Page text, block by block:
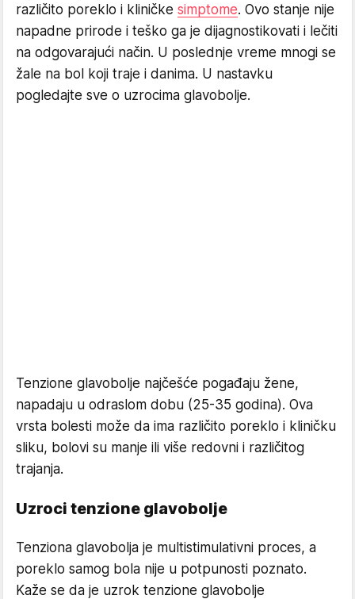
različito poreklo i kliničke simptome. Ovo stanje nije
napadne prirode i teško ga je dijagnostikovati i lečiti
na odgovarajući način. U poslednje vreme mnogi se
žale na bol koji traje i danima. U nastavku
pogledajte sve o uzrocima glavobolje.
Tenzione glavobolje najčešće pogađaju žene,
napadaju u odraslom dobu (25-35 godina). Ova
vrsta bolesti može da ima različito poreklo i kliničku
sliku, bolovi su manje ili više redovni i različitog
trajanja.
Uzroci tenzione glavobolje
Tenziona glavobolja je multistimulativni proces, a
poreklo samog bola nije u potpunosti poznato.
Kaže se da je uzrok tenzione glavobolje